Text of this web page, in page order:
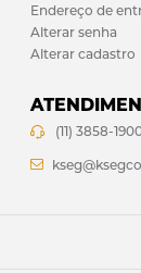
Endereço de
Alterar senha
Alterar cadastro
(11) 3858-